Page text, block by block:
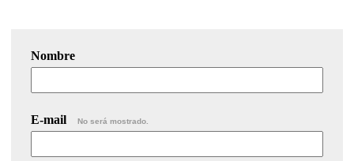
Nombre
E-mail No será mostrado.